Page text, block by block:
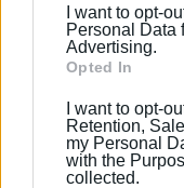
section.
I want to opt-
Personal Data
Advertising.
Opted In
I want to opt-
Retention,
my Personal
with the
collected.